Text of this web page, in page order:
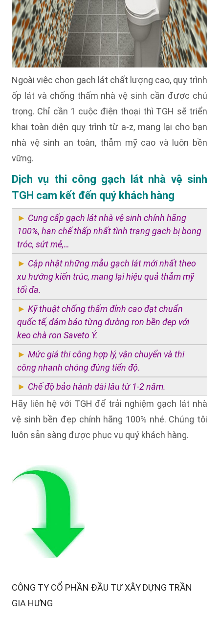
Ngoài việc chọn gạch lát chất lượng cao, quy trình
ốp lát và chống thấm nhà vệ sinh cần được chú
trọng. Chỉ cần 1 cuộc điện thoại thì TGH sẽ triển
khai toàn diện quy trình từ a-z, mang lại cho bạn
nhà vệ sinh an toàn, thẫm mỹ cao và luôn bền
vững.
Dịch vụ thi công gạch lát nhà vệ sinh
TGH cam kết đến quý khách hàng
► Cung cấp gạch lát nhà vệ sinh chính hãng
100%, hạn chế thấp nhất tình trạng gạch bị bong
tróc, sứt mẻ,…
► Cập nhật những mẫu gạch lát mới nhất theo
xu hướng kiến trúc, mang lại hiệu quả thẫm mỹ
tối đa.
► Kỹ thuật chống thấm đỉnh cao đạt chuẩn
quốc tế, đảm bảo từng đường ron bền đẹp với
keo chà ron Saveto Ý.
► Mức giá thi công hợp lý, vận chuyển và thi
công nhanh chóng đúng tiến độ.
► Chế độ bảo hành dài lâu từ 1-2 năm.
Hãy liên hệ với TGH để trải nghiệm gạch lát nhà
vệ sinh bền đẹp chính hãng 100% nhé. Chúng tôi
luôn sẵn sàng được phục vụ quý khách hàng.
CÔNG TY CỔ PHẦN ĐẦU TƯ XÂY DỰNG TRẦN
GIA HƯNG